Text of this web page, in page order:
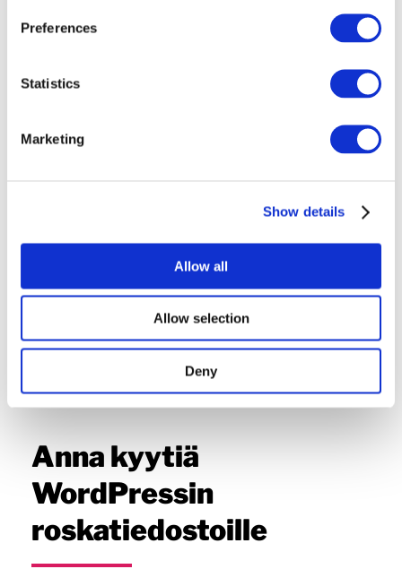
Preferences
Statistics
Marketing
Show details
Allow all
Allow selection
Deny
WordPressin eheystarkistus näyttää turhat lisäosat
sellaisten lisäosien poistamista, joita ei tulla
tarvitsemaan sivustolla jatkuvasti, eli esimerkiksi
virheiden paikallistamiseen käytettäviä lisäosia.
Anna kyytiä
WordPressin
roskatiedostoille